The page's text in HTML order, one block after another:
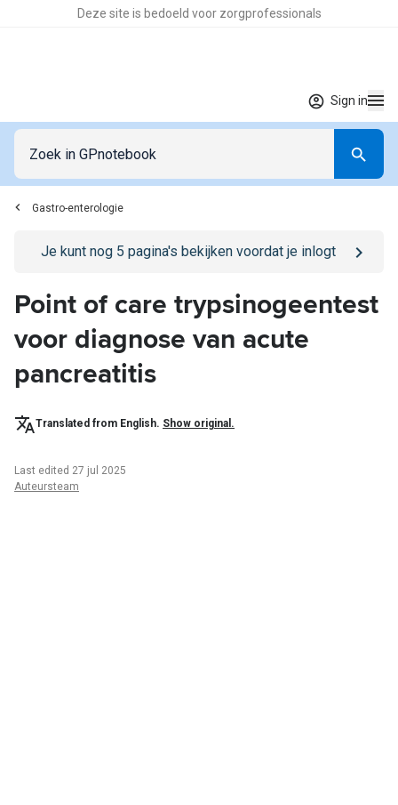
Deze site is bedoeld voor zorgprofessionals
Sign in
Gastro-enterologie
Go to/sign-in page
Je kunt nog 5 pagina's bekijken voordat je inlogt
Point of care trypsinogeentest
voor diagnose van acute
pancreatitis
Translated from English. Show original.
Last edited 27 jul 2025
Auteursteam